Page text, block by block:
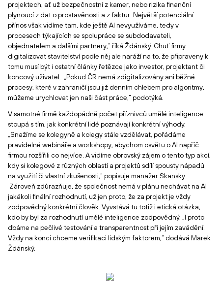
projektech, ať už bezpečnostní z kamer, nebo rizika finanční
plynoucí z dat o prostavěnosti a z faktur. Největší potenciální
přínos však vidíme tam, kde ještě AI nevyužíváme, tedy v
procesech týkajících se spolupráce se subdodavateli,
objednatelem a dalšími partnery,“ říká Ždánský. Chuť firmy
digitalizovat stavitelství podle něj ale naráží na to, že připraveny k
tomu musí být i ostatní články řetězce jako investor, projektant či
koncový uživatel. „Pokud ČR nemá zdigitalizovány ani běžné
procesy, které v zahraničí jsou již denním chlebem pro algoritmy,
můžeme urychlovat jen naši část práce,“ podotýká.
V samotné firmě každopádně počet příznivců umělé inteligence
stoupá s tím, jak konkrétní lidé poznávají konkrétní výhody.
„Snažíme se kolegyně a kolegy stále vzdělávat, pořádáme
pravidelné webináře a workshopy, abychom osvětu o AI napříč
firmou rozšířili co nejvíce. A vidíme obrovský zájem o tento typ akcí,
kdy si kolegové z různých oblastí a projektů sdílí spousty nápadů
na využití či vlastní zkušenosti,“ popisuje manažer Skansky.
Zároveň zdůrazňuje, že společnost nemá v plánu nechávat na AI
jakákoli finální rozhodnutí, už jen proto, že za projekt je vždy
zodpovědný konkrétní člověk. Vyvstává tu totiž i etická otázka,
kdo by byl za rozhodnutí umělé inteligence zodpovědný. „I proto
dbáme na pečlivé testování a transparentnost při jejím zavádění.
Vždy na konci chceme verifikaci lidským faktorem,“ dodává Marek
Ždánský.